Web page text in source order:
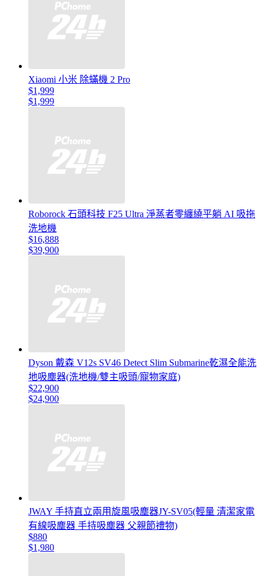
Xiaomi 小米 除蟎機 2 Pro
$1,999
$1,999
Roborock 石頭科技 F25 Ultra 淨蒸者零纏繞平躺 AI 吸拖
洗地機
$16,888
$39,900
Dyson 戴森 V12s SV46 Detect Slim Submarine乾濕全能洗
地吸塵器(洗地機/雙主吸頭/寵物家庭)
$22,900
$24,900
JWAY 手持直立兩用旋風吸塵器JY-SV05(輕量 清潔家電
有線吸塵器 手持吸塵器 父親節禮物)
$880
$1,980